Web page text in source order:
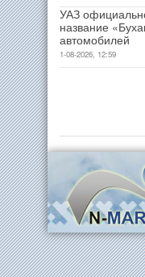
УАЗ
название
автомобилей
1-08-2026, 12:59